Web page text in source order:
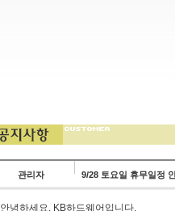
관리자 9/28 토요일 휴무일정
안녕하세요. KB하드웨어입니다.